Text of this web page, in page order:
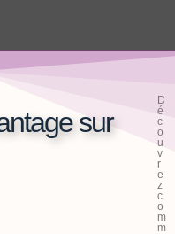
sur
D
é
c
o
u
v
r
e
z
c
o
m
m